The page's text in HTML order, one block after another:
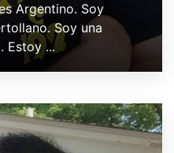
Argentino. Soy
Soy una
Estoy ...